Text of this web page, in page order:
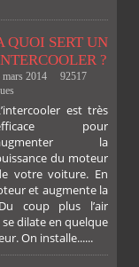
QUOI SERT UN
?
mars 2014
92517
est très
pour
la
du moteur
votre voiture. En
et augmente la
coup plus l’air
dilate en quelque
On installe......